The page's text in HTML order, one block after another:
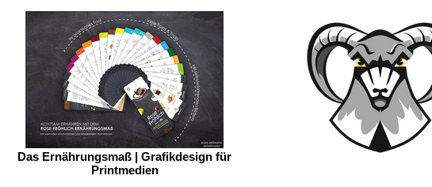
Das Ernährungsmaß | Grafikdesign für
Printmedien